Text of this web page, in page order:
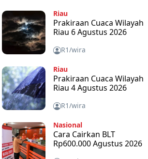
Riau
Prakiraan Cuaca Wilayah
Riau 6 Agustus 2026
R1/wira
Riau
Prakiraan Cuaca Wilayah
Riau 4 Agustus 2026
R1/wira
Nasional
Cara Cairkan BLT
Rp600.000 Agustus 2026